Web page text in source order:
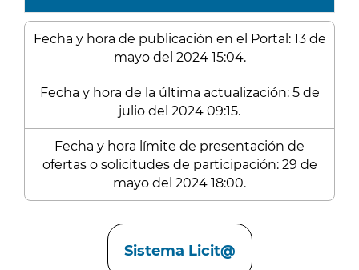
Fecha y hora de publicación en el Portal: 13 de
mayo del 2024 15:04.
Fecha y hora de la última actualización: 5 de
julio del 2024 09:15.
Fecha y hora límite de presentación de
ofertas o solicitudes de participación: 29 de
mayo del 2024 18:00.
Sistema Licit@